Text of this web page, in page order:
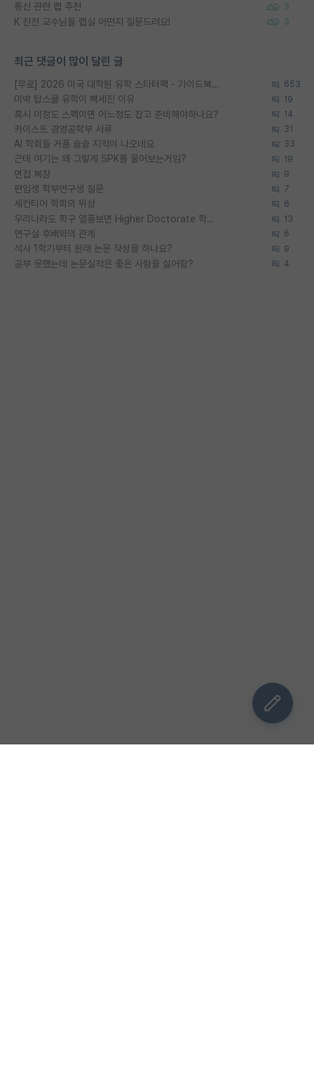
통신 관련 랩 추천 3
K 전전 교수님들 랩실 어떤지 질문드려요! 3
최근 댓글이 많이 달린 글
[무료] 2026 미국 대학원 유학 스타터팩 - 가이드북 & 합격자 컨택메일 템플릿 653
미박 탑스쿨 유학이 빡세진 이유 19
혹시 이정도 스펙이면 어느정도 잡고 준비해야하나요? 14
카이스트 경영공학부 서류 31
AI 학회들 거품 슬슬 지적이 나오네요 33
근데 여기는 왜 그렇게 SPK를 물어보는거임? 19
면접 복장 9
편입생 학부연구생 질문 7
세컨티어 학회의 위상 6
우리나라도 학구 열풍보면 Higher Doctorate 학위가 필요하다고 봅니다. 13
연구실 후배와의 관계 6
석사 1학기부터 원래 논문 작성을 하나요? 9
공부 못했는데 논문실적은 좋은 사람을 싫어함? 4